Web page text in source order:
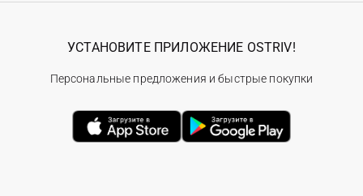
УСТАНОВИТЕ ПРИЛОЖЕНИЕ OSTRIV!
Персональные предложения и быстрые покупки